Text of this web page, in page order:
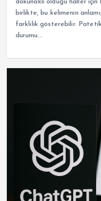
dokunaklı olduğu haller için
birlikte, bu kelimenin
farklılık gösterebilir.
durumu…